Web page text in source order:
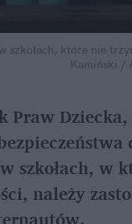
szkołach, które nie
Kamiński /
Praw
szkołach, w
należy